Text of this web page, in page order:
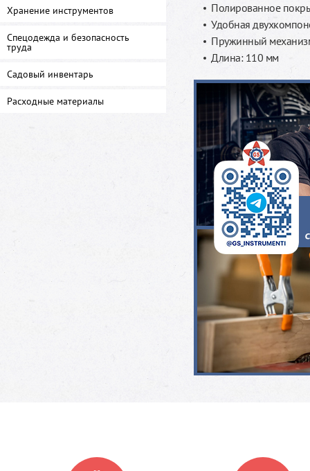
Хранение инструментов
Спецодежда и безопасность
труда
Садовый инвентарь
Расходные материалы
Полированное
Удобная
Пружинный
Длина: 110 мм